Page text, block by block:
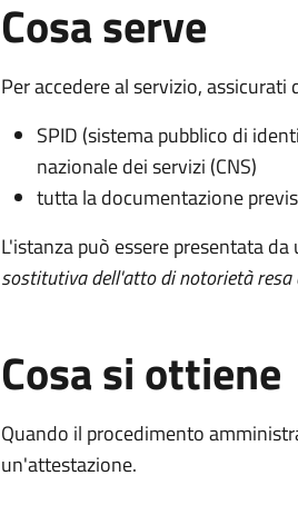
Cosa serve
Per accedere al servizio, assicurati
SPID (sistema pubblico di
nazionale dei servizi (CNS)
tutta la documentazione
L'istanza può essere presentata
sostitutiva dell'atto di notorietà resa
Cosa si ottiene
Quando il procedimento
un'attestazione.